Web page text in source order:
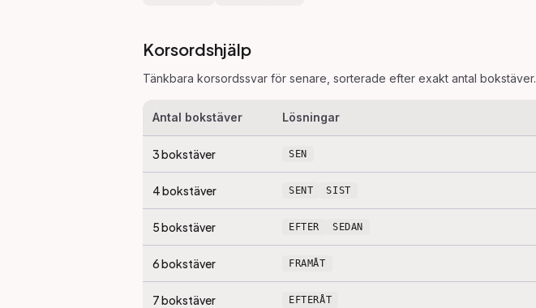
Korsordshjälp
Tänkbara korsordssvar för senare , sorterade efter exakt antal bokstäver.
Antal bokstäver Lösningar
3bokstäver SEN
4bokstäver SENT SIST
5bokstäver EFTER SEDAN
6bokstäver FRAMÅT
7bokstäver EFTERÅT